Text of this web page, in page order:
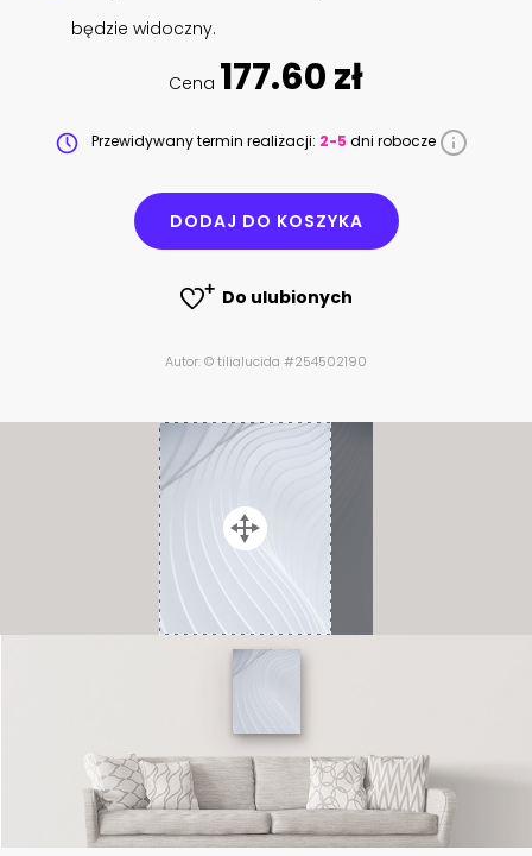
będzie widoczny.
Cena 177.60 zł
Przewidywany termin realizacji: 2-5 dni robocze
DODAJ DO KOSZYKA
Do ulubionych
Autor: © tilialucida #254502190